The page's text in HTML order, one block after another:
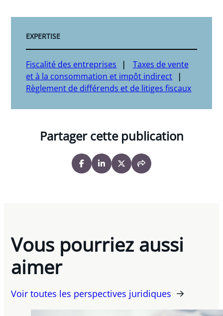
EXPERTISE
Fiscalité des entreprises
Taxes de vente
et à la consommation et impôt indirect
Règlement de différends et de litiges fiscaux
Partager cette publication
Vous pourriez aussi
aimer
Voir toutes les perspectives juridiques